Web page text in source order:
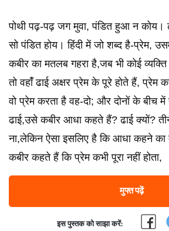
पोथी पढ़-पढ़ जग मुवा, पंडित हुआ न
सो पंडित होय। हिंदी में जो शब्द है-प्रेम,
कबीर का मतलब गहरा है,जब भी कोई
तो वहांँ ढाई अक्षर प्रेम के पूरे होते हैं, प्रेम
वो प्रेम करता है वह-दो; और दोनों के बीच
ढाई,उसे कबीर आधा कहते हैं? ढाई क्यों?
ना,लेकिन ऐसा इसलिए है कि आधा कहने का
कबीर कहते हैं कि प्रेम कभी पूरा नहीं होता,
मुफ्त पढ़ें
इस पुस्तक को साझा करें: